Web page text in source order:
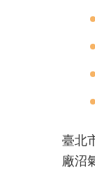
臺北
廠沼